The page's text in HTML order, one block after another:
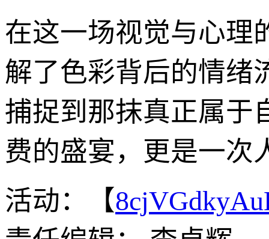
在这一场视觉与心理
解了色彩背后的情绪
捕捉到那抹真正属于
费的盛宴，更是一次
活动：【